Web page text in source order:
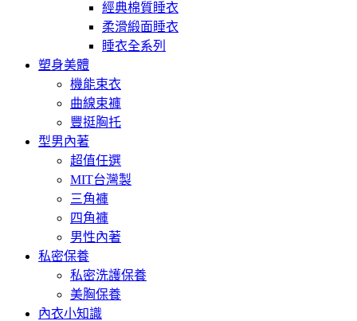
經典棉質睡衣
柔滑緞面睡衣
睡衣全系列
塑身美體
機能束衣
曲線束褲
豐挺胸托
型男內著
超值任選
MIT台灣製
三角褲
四角褲
男性內著
私密保養
私密洗護保養
美胸保養
內衣小知識